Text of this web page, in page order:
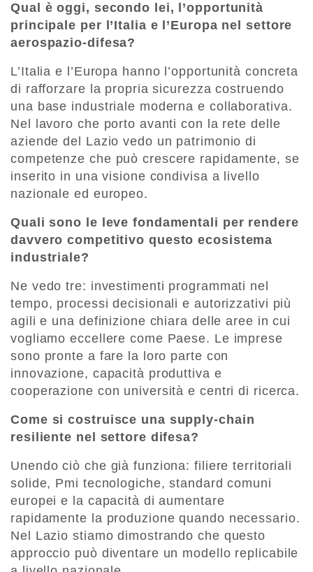
Qual è oggi, secondo lei, l’opportunità
principale per l’Italia e l’Europa nel settore
aerospazio-difesa?
L’Italia e l’Europa hanno l’opportunità concreta
di rafforzare la propria sicurezza costruendo
una base industriale moderna e collaborativa.
Nel lavoro che porto avanti con la rete delle
aziende del Lazio vedo un patrimonio di
competenze che può crescere rapidamente, se
inserito in una visione condivisa a livello
nazionale ed europeo.
Quali sono le leve fondamentali per rendere
davvero competitivo questo ecosistema
industriale?
Ne vedo tre: investimenti programmati nel
tempo, processi decisionali e autorizzativi più
agili e una definizione chiara delle aree in cui
vogliamo eccellere come Paese. Le imprese
sono pronte a fare la loro parte con
innovazione, capacità produttiva e
cooperazione con università e centri di ricerca.
Come si costruisce una supply-chain
resiliente nel settore difesa?
Unendo ciò che già funziona: filiere territoriali
solide, Pmi tecnologiche, standard comuni
europei e la capacità di aumentare
rapidamente la produzione quando necessario.
Nel Lazio stiamo dimostrando che questo
approccio può diventare un modello replicabile